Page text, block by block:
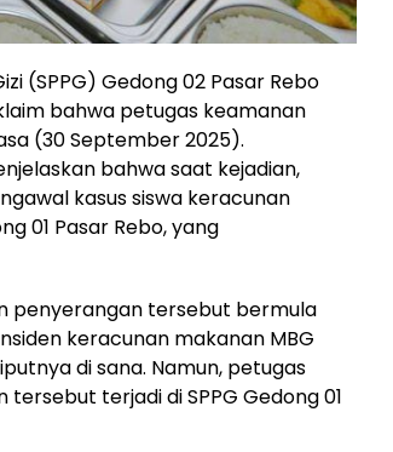
(SPPG) Gedong 02 Pasar Rebo
bahwa petugas keamanan
(30 September 2025).
bahwa saat kejadian,
kasus siswa keracunan
01 Pasar Rebo, yang
penyerangan tersebut bermula
keracunan makanan MBG
di sana. Namun, petugas
terjadi di SPPG Gedong 01